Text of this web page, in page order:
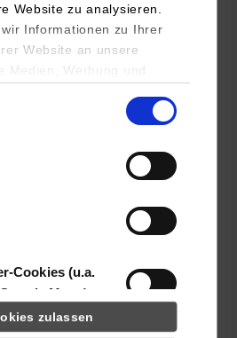
Website zu analysieren.
Informationen zu Ihrer
Website an unsere
Medien, Werbung und
führen diese
die Sie ihnen bereitgestellt
im Rahmen Ihrer Nutzung
Cookies (u.a.
Maps)
zulassen
insb.
stuttgart.de